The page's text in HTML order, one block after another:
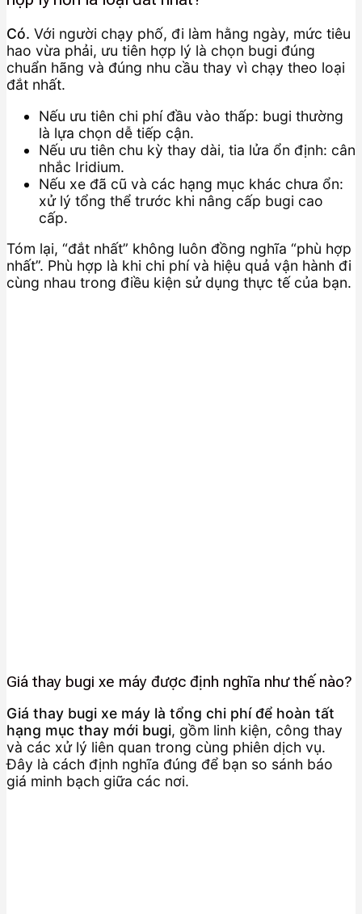
Có. Với người chạy phố, đi làm hằng ngày, mức tiêu
hao vừa phải, ưu tiên hợp lý là chọn bugi đúng
chuẩn hãng và đúng nhu cầu thay vì chạy theo loại
đắt nhất.
Nếu ưu tiên chi phí đầu vào thấp: bugi thường
là lựa chọn dễ tiếp cận.
Nếu ưu tiên chu kỳ thay dài, tia lửa ổn định: cân
nhắc Iridium.
Nếu xe đã cũ và các hạng mục khác chưa ổn:
xử lý tổng thể trước khi nâng cấp bugi cao
cấp.
Tóm lại, “đắt nhất” không luôn đồng nghĩa “phù hợp
nhất”. Phù hợp là khi chi phí và hiệu quả vận hành đi
cùng nhau trong điều kiện sử dụng thực tế của bạn.
Giá thay bugi xe máy được định nghĩa như thế nào?
Giá thay bugi xe máy là tổng chi phí để hoàn tất
hạng mục thay mới bugi, gồm linh kiện, công thay
và các xử lý liên quan trong cùng phiên dịch vụ.
Đây là cách định nghĩa đúng để bạn so sánh báo
giá minh bạch giữa các nơi.